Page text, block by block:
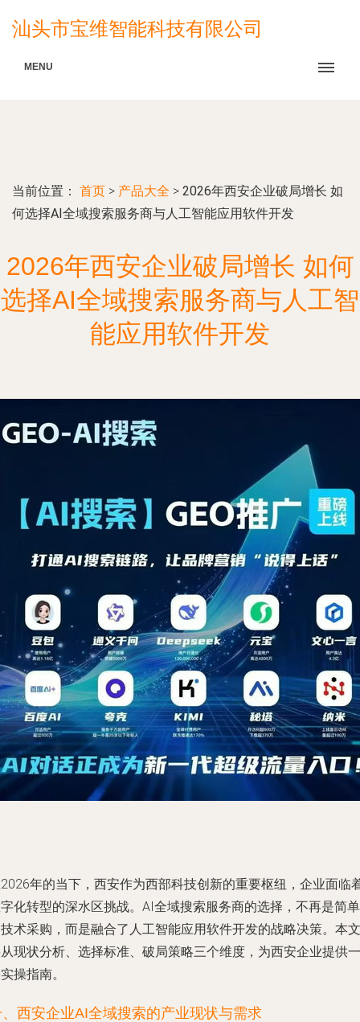
汕头市宝维智能科技有限公司
MENU
当前位置： 首页 > 产品大全 > 2026年西安企业破局增长 如
何选择AI全域搜索服务商与人工智能应用软件开发
2026年西安企业破局增长 如何
选择AI全域搜索服务商与人工智
能应用软件开发
年的当下，西安作为西部科技创新的重要枢纽，企业面临
化转型的深水区挑战。AI全域搜索服务商的选择，不再是简单
术采购，而是融合了人工智能应用软件开发的战略决策。本文
现状分析、选择标准、破局策略三个维度，为西安企业提供一
操指南。
西安企业AI全域搜索的产业现状与需求